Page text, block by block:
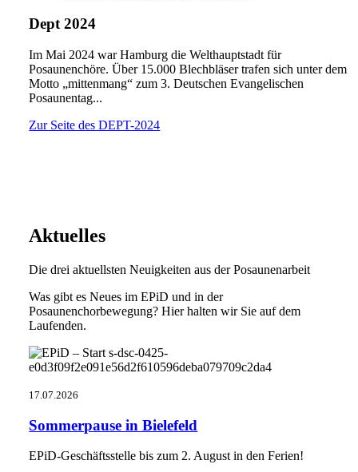
Dept 2024
Im Mai 2024 war Hamburg die Welthauptstadt für
Posaunenchöre. Über 15.000 Blechbläser trafen sich unter dem
Motto „mittenmang“ zum 3. Deutschen Evangelischen
Posaunentag...
Zur Seite des DEPT-2024
Aktuelles
Die drei aktuellsten Neuigkeiten aus der Posaunenarbeit
Was gibt es Neues im EPiD und in der
Posaunenchorbewegung? Hier halten wir Sie auf dem
Laufenden.
17.07.2026
Sommerpause in Bielefeld
EPiD-Geschäftsstelle bis zum 2. August in den Ferien!